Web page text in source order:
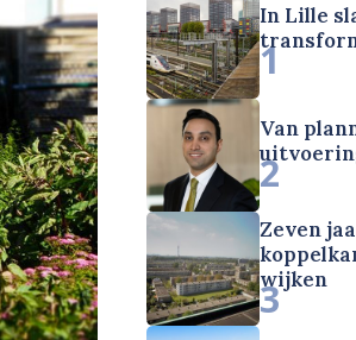
In Lille
1
Van
2
Zeven
wijken
3